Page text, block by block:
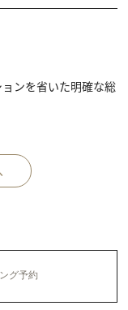
ンを省いた明確な総
グ予約